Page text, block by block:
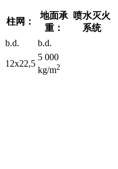
柱网：
地面承
重：
喷水灭火
系统
b.d. b.d.
12x22,5
5 000
kg/m2